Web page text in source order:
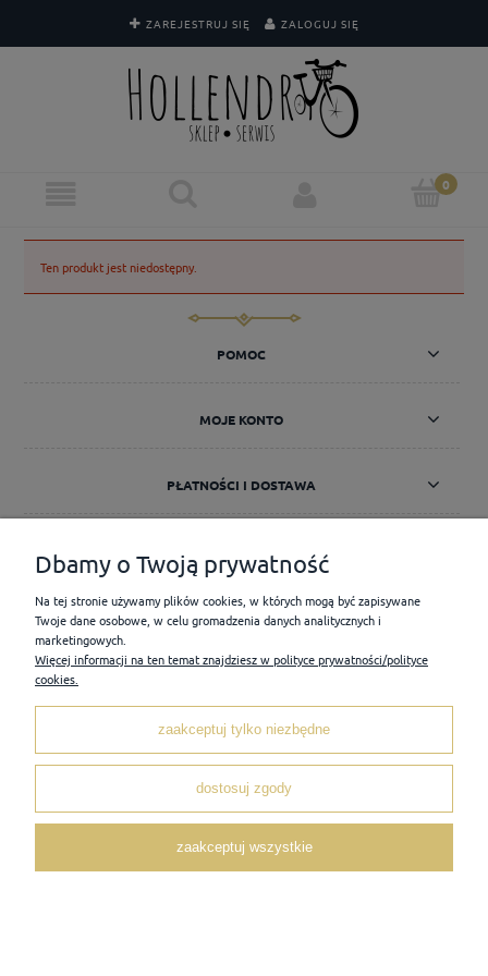
ZAREJESTRUJ SIĘ ZALOGUJ SIĘ
Ten produkt jest niedostępny.
POMOC
MOJE KONTO
PŁATNOŚCI I DOSTAWA
O NAS
Dbamy o Twoją prywatność
Na tej stronie używamy plików cookies, w których mogą być zapisywane
Twoje dane osobowe, w celu gromadzenia danych analitycznych i
marketingowych.
Więcej informacji na ten temat znajdziesz w polityce prywatności/polityce
cookies.
zaakceptuj tylko niezbędne
dostosuj zgody
zaakceptuj wszystkie